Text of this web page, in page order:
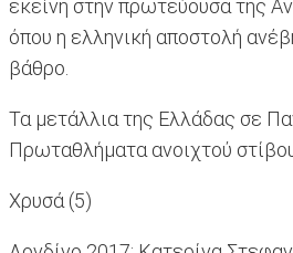
εκείνη στην πρωτεύουσα της
όπου η ελληνική αποστολή
βάθρο.
Τα μετάλλια της Ελλάδας σε
Πρωταθλήματα ανοιχτού
Χρυσά (5)